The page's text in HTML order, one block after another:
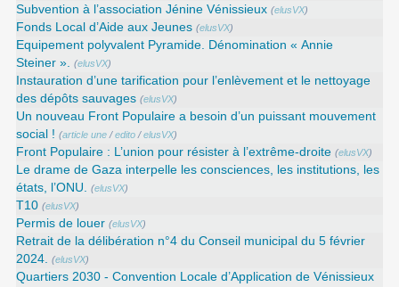
Subvention à l’association Jénine Vénissieux (elusVX)
Fonds Local d’Aide aux Jeunes (elusVX)
Equipement polyvalent Pyramide. Dénomination « Annie
Steiner ». (elusVX)
Instauration d’une tarification pour l’enlèvement et le nettoyage
des dépôts sauvages (elusVX)
Un nouveau Front Populaire a besoin d’un puissant mouvement
social ! (article une /edito /elusVX)
Front Populaire : L’union pour résister à l’extrême-droite (elusVX)
Le drame de Gaza interpelle les consciences, les institutions, les
états, l’ONU. (elusVX)
T10 (elusVX)
Permis de louer (elusVX)
Retrait de la délibération n°4 du Conseil municipal du 5 février
2024. (elusVX)
Quartiers 2030 - Convention Locale d’Application de Vénissieux